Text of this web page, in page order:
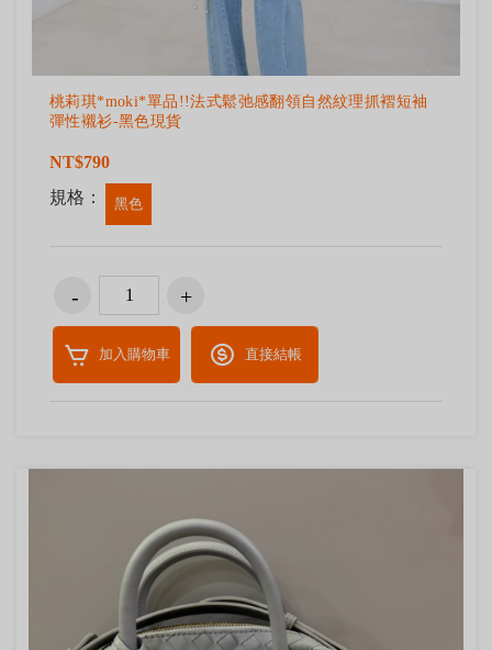
桃莉琪*moki*單品!!法式鬆弛感翻領自然紋理抓褶短袖
彈性襯衫-黑色現貨
NT$790
規格：
黑色
加入購物車 直接結帳